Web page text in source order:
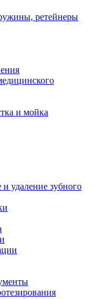
ретейнеры
и мойка
удаление зубного